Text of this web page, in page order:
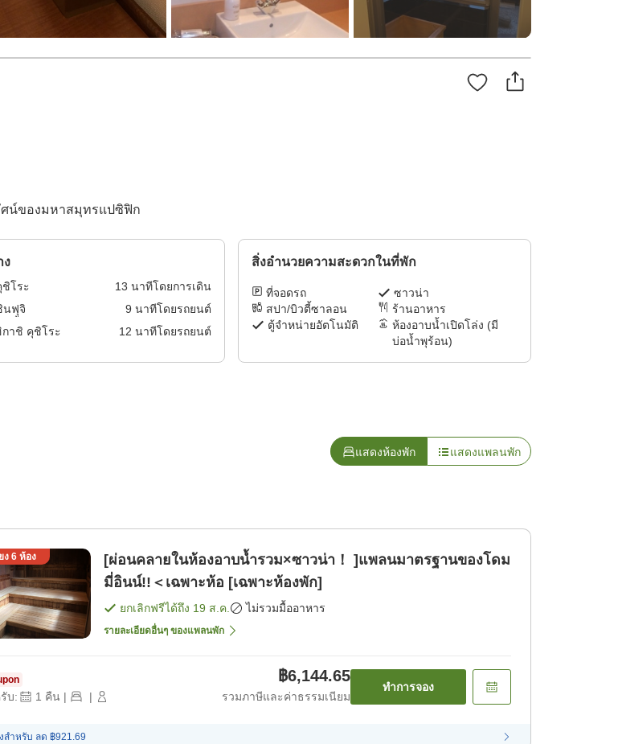
น์ของมหาสมุทรแปซิฟิก
ง
โระ 13 นาทีโดยการเดิน
นฟุูจิ
9 นาทีโดยรถยนต์
าชิ คุชิโระ
12 นาทีโดยรถยนต์
สิ่งอำนวยความสะดวกในที่พัก
ที่จอดรถ
ซาวน่า
สปา/บิวตี้ซาลอน
ร้านอาหาร
ตู้จำหน่ายอัตโนมัติ
ห้องอาบน้ำเปิดโล่ง (มี
บ่อน้ำพุร้อน)
แสดงห้องพัก แสดงแพลนพัก
ง 6ห้อง
[ผ่อนคลายในห้องอาบน้ำรวม×ซาวน่า！ ]แพลนมาตรฐานของโดม
มี่อินน์!!＜เฉพาะห้อ [เฉพาะห้องพัก]
ยกเลิกฟรีได้ถึง 19 ส.ค. ไม่รวมมื้ออาหาร
รายละเอียดอื่นๆ ของแพลนพัก
บ: 1 คืน | |
฿6,144.65
รวมภาษีและค่าธรรมเนียม
ทำการจอง
สำหรับ ลด ฿921.69